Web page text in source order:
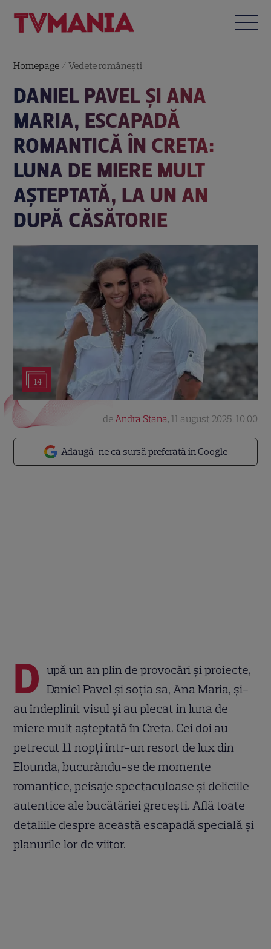
Homepage /Vedete româneşti
DANIEL PAVEL ȘI ANA
MARIA, ESCAPADĂ
ROMANTICĂ ÎN CRETA:
LUNA DE MIERE MULT
AȘTEPTATĂ, LA UN AN
DUPĂ CĂSĂTORIE
14
Adaugă-ne ca sursă preferată în Google
deAndra Stana, 11 august 2025, 10:00
D upă un an plin de provocări și proiecte,
Daniel Pavel și soția sa, Ana Maria, și-
au îndeplinit visul și au plecat în luna de
miere mult așteptată în Creta. Cei doi au
petrecut 11 nopți într-un resort de lux din
Elounda, bucurându-se de momente
romantice, peisaje spectaculoase și deliciile
autentice ale bucătăriei grecești. Află toate
detaliile despre această escapadă specială și
planurile lor de viitor.